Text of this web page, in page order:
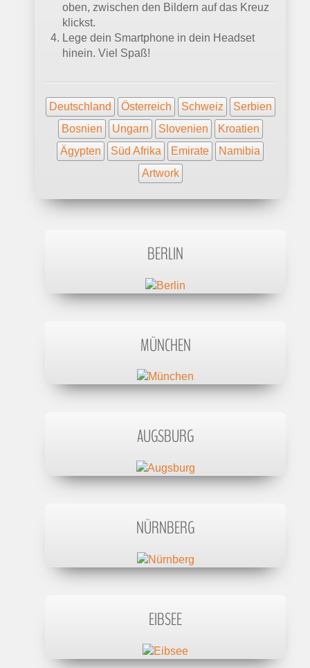
oben, zwischen den Bildern auf das Kreuz
klickst.
Lege dein Smartphone in dein Headset
hinein. Viel Spaß!
Deutschland Österreich Schweiz
Serbien
Bosnien
Ungarn Slovenien
Kroatien
Ägypten
Süd Afrika Emirate
Namibia
Artwork
BERLIN
MÜNCHEN
AUGSBURG
NÜRNBERG
EIBSEE